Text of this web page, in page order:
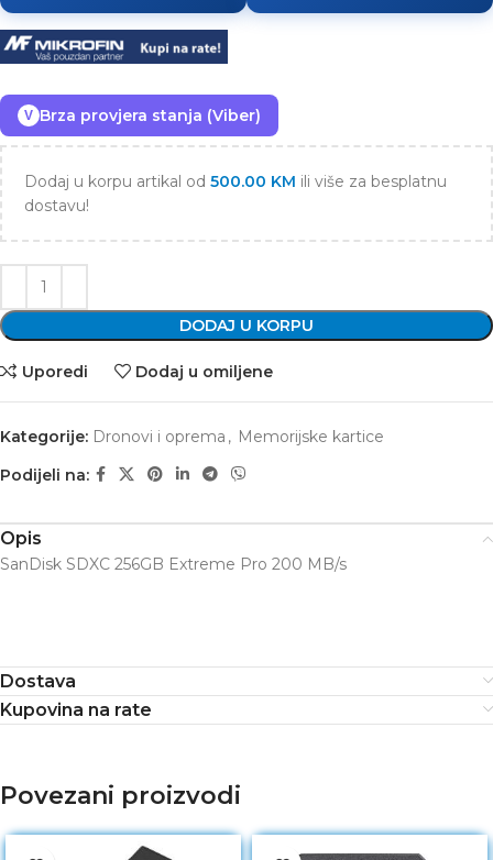
V Brza provjera stanja (Viber)
Dodaj u korpu artikal od 500.00 KM ili više za besplatnu
dostavu!
DODAJ U KORPU
Uporedi Dodaj u omiljene
Kategorije: Dronovi i oprema , Memorijske kartice
Podijeli na:
Opis
SanDisk SDXC 256GB Extreme Pro 200 MB/s
Dostava
Kupovina na rate
Povezani proizvodi